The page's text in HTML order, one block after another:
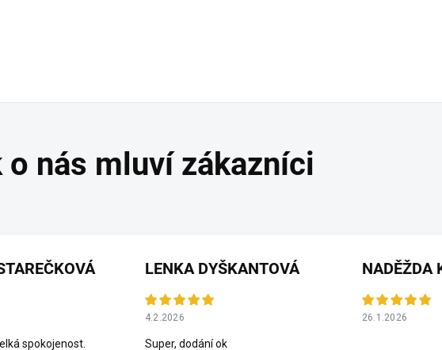
spokojenost.
LENKA DYŠKANTOVÁ
4.2.2026
Super, dodání ok
NADĚŽDA
26.1.2026